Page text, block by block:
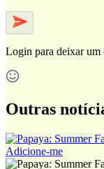
Login para deixar um
Outras
Adicione-me